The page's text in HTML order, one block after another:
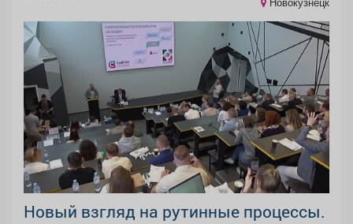
Новый взгляд на рутинные процессы.